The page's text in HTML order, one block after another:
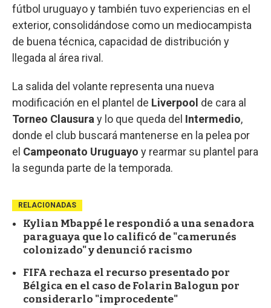
fútbol uruguayo y también tuvo experiencias en el
exterior, consolidándose como un mediocampista
de buena técnica, capacidad de distribución y
llegada al área rival.
La salida del volante representa una nueva
modificación en el plantel de Liverpool de cara al
Torneo Clausura y lo que queda del Intermedio,
donde el club buscará mantenerse en la pelea por
el Campeonato Uruguayo y rearmar su plantel para
la segunda parte de la temporada.
RELACIONADAS
Kylian Mbappé le respondió a una senadora
paraguaya que lo calificó de "camerunés
colonizado" y denunció racismo
FIFA rechaza el recurso presentado por
Bélgica en el caso de Folarin Balogun por
considerarlo "improcedente"